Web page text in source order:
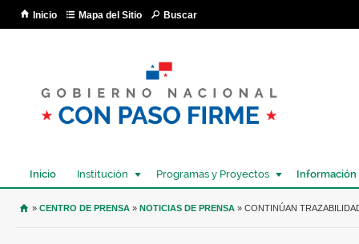
Inicio Mapa del Sitio Buscar
Inicio Institución Programas y Proyectos Información
USTED SE ENCUENTRA AQUÍ
» CENTRO DE PRENSA » NOTICIAS DE PRENSA » CONTINÚAN